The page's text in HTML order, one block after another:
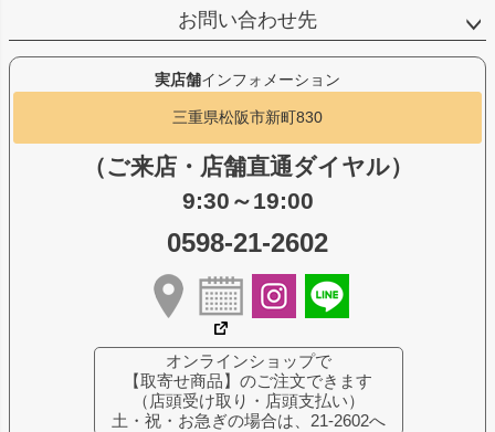
お問い合わせ先
実店舗インフォメーション
三重県松阪市新町830
（ご来店・店舗直通ダイヤル）
9:30～19:00
0598-21-2602
オンラインショップで
【取寄せ商品】のご注文できます
（店頭受け取り・店頭支払い）
土・祝・お急ぎの場合は、21-2602へ